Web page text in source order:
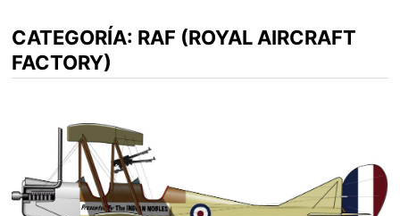
CATEGORÍA: RAF (ROYAL AIRCRAFT
FACTORY)